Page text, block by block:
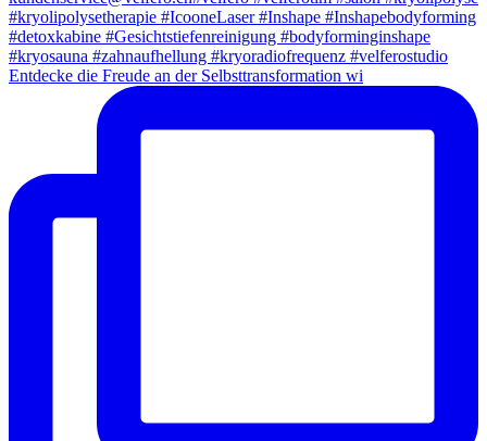
Entdecke die Freude an der Selbsttransformation wi